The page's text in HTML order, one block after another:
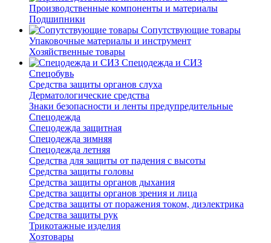
Производственные компоненты и материалы
Подшипники
Сопутствующие товары
Упаковочные материалы и инструмент
Хозяйственные товары
Спецодежда и СИЗ
Спецобувь
Средства защиты органов слуха
Дерматологические средства
Знаки безопасности и ленты предупредительные
Спецодежда
Спецодежда защитная
Спецодежда зимняя
Спецодежда летняя
Средства для защиты от падения с высоты
Средства защиты головы
Средства защиты органов дыхания
Средства защиты органов зрения и лица
Средства защиты от поражения током, диэлектрика
Средства защиты рук
Трикотажные изделия
Хозтовары